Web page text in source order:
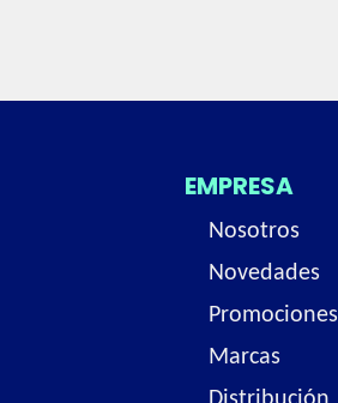
EMPRESA
Nosotros
Novedades
Promociones
Marcas